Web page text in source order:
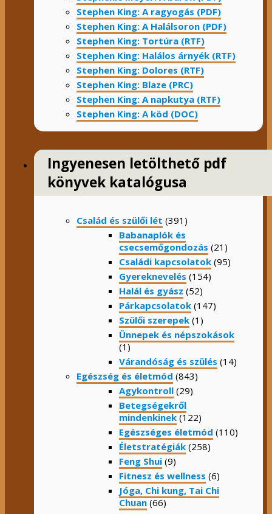
Stephen King: A ragyogás (PDF)
Stephen King: A Halálsoron (PDF)
Stephen King: Tortúra (RTF)
Stephen King: Halálos árnyék (RTF)
Stephen King: Dolores (RTF)
Stephen King: Blaze (PRC)
Stephen King: A napkutya (RTF)
Stephen King: A köd (DOC)
Ingyenesen letölthető pdf
könyvek katalógusa
Család és szülői lét (391)
Babanaplók és
csecsemőgondozás (21)
Családi kapcsolatok(95)
Gyereknevelés (154)
Halál és gyász (52)
Párkapcsolatok(147)
Szülői szerepek(1)
Ünnepek és népszokások
(1)
Várandóság és szülés (14)
Egészség és életmód (843)
Agykontroll(29)
Betegségekről
mindenkinek(122)
Egészséges életmód (110)
Életstratégiák(258)
Feng Shui(9)
Fitnesz és wellness (6)
Jóga, Chi kung, Tai Chi
Chuan(66)